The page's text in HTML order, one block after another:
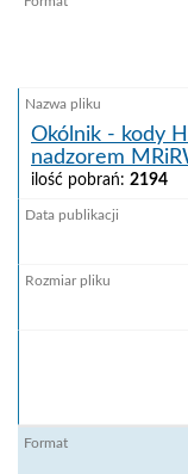
Okólnik - kody
nadzorem
ilość pobrań: 2194
Okólnik - kody